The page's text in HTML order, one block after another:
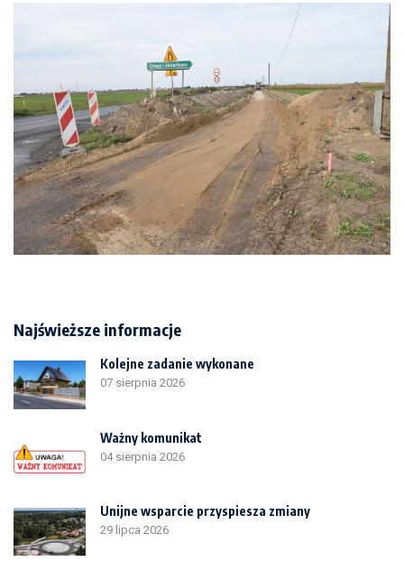
Najświeższe informacje
Kolejne zadanie wykonane
07 sierpnia 2026
Ważny komunikat
04 sierpnia 2026
Unijne wsparcie przyspiesza zmiany
29 lipca 2026